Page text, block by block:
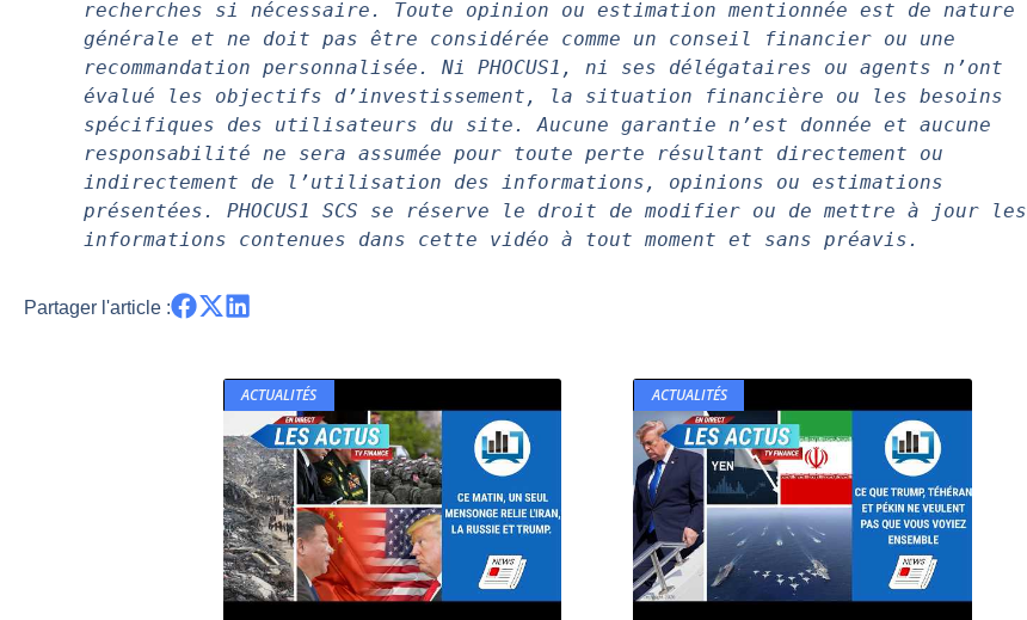
recherches si nécessaire. Toute opinion ou estimation mentionnée est de nature
générale et ne doit pas être considérée comme un conseil financier ou une
recommandation personnalisée. Ni PHOCUS1, ni ses délégataires ou agents n’ont
évalué les objectifs d’investissement, la situation financière ou les besoins
spécifiques des utilisateurs du site. Aucune garantie n’est donnée et aucune
responsabilité ne sera assumée pour toute perte résultant directement ou
indirectement de l’utilisation des informations, opinions ou estimations
présentées. PHOCUS1 SCS se réserve le droit de modifier ou de mettre à jour les
informations contenues dans cette vidéo à tout moment et sans préavis.
Partager l'article :
ACTUALITÉS ACTUALITÉS